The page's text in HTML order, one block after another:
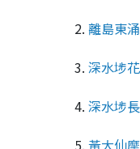
2. 離島東
3. 深水埗
4. 深水埗
5. 黃大仙